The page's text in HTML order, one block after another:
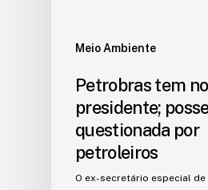
Meio Ambiente
Petrobras tem
presidente;
questionada por
petroleiros
O ex-secretário especial de